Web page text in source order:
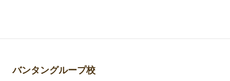
バンタングループ校